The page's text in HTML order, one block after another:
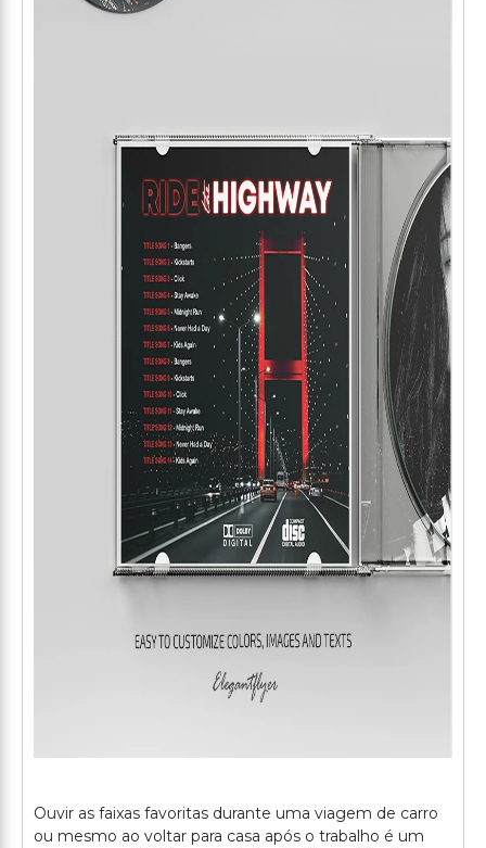
Ouvir as faixas favoritas durante uma viagem de carro
ou mesmo ao voltar para casa após o trabalho é um